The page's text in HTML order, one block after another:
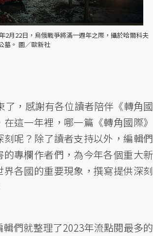
2月22日，烏俄戰爭將滿一週年之際，攝於哈爾科夫
墓。 圖／歐新社
了，感謝有各位讀者陪伴《轉角國
這一年裡，哪一篇《轉角國際》
呢？除了讀者支持以外，編輯們
的專欄作者們，為今年各個重大新
界各國的重要現象，撰寫提供深刻
輯們就整理了2023年流點閱最多的